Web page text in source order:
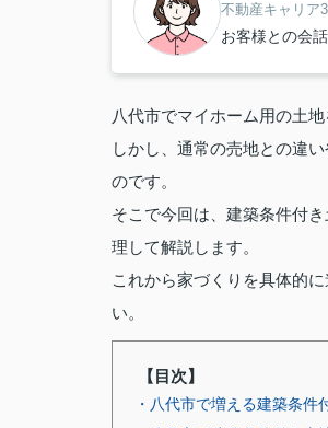
不動産キャリア
お客様との会
八代市でマイホーム用の土
しかし、通常の売地との違
のです。
そこで今回は、建築条件付
理して解説します。
これから家づくりを具体的
い。
【目次】
・八代市で増える建築条件